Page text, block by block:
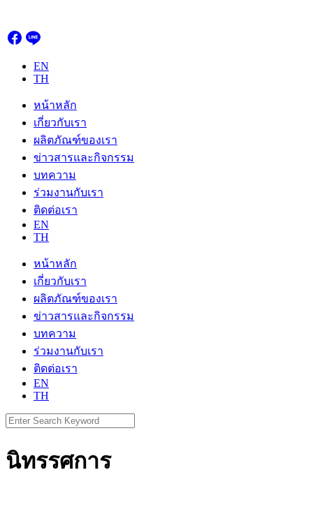
content
EN
TH
หน้าหลัก
เกี่ยวกับเรา
ผลิตภัณฑ์ของเรา
ข่าวสารและกิจกรรม
บทความ
ร่วมงานกับเรา
ติดต่อเรา
EN
TH
หน้าหลัก
เกี่ยวกับเรา
ผลิตภัณฑ์ของเรา
ข่าวสารและกิจกรรม
บทความ
ร่วมงานกับเรา
ติดต่อเรา
EN
TH
Search
for:
นิทรรศการ